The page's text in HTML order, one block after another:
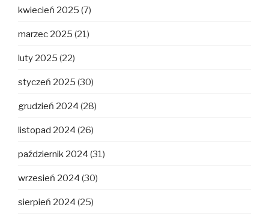
kwiecień 2025 (7)
marzec 2025 (21)
luty 2025 (22)
styczeń 2025 (30)
grudzień 2024 (28)
listopad 2024 (26)
październik 2024 (31)
wrzesień 2024 (30)
sierpień 2024 (25)